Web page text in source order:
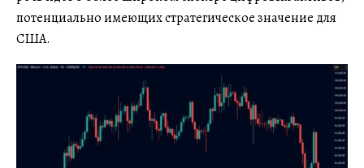
потенциально имеющих стратегическое значение для
США.